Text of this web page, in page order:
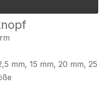
mm, 15 mm, 20 mm, 25